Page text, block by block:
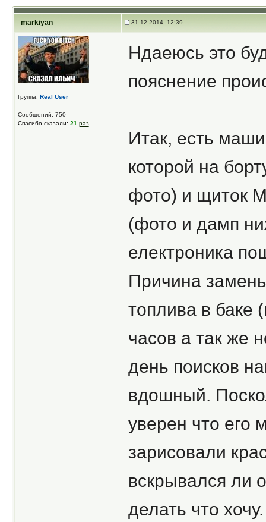
markiyan 31.12.2014, 12:39
Группа: Real User
Сообщений: 750
Спасибо сказали: 21 раз
Ндаеюсь это
пояснение
Итак, есть
которой на
фото) и щиток
(фото и дамп
електроника
Причина
топлива в баке
часов а так же
день поисков
вдошный.
уверен что его
зарисовали
вскрывался ли
делать что